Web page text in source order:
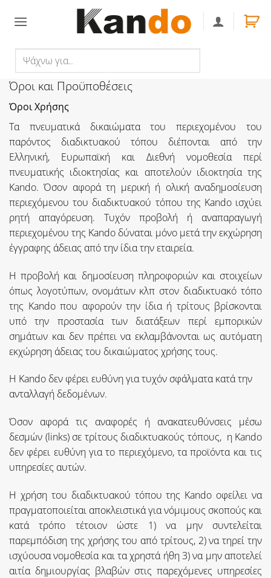
για..
Όροι και Προϋποθέσεις
Όροι Χρήσης
Τα πνευματικά δικαιώματα του περιεχομένου του
παρόντος διαδικτυακού τόπου διέπονται από την
Ελληνική, Ευρωπαϊκή και Διεθνή νομοθεσία περί
πνευματικής ιδιοκτησίας και αποτελούν ιδιοκτησία της
Kando. Όσον αφορά τη μερική ή ολική αναδημοσίευση
περιεχόμενου του διαδικτυακού τόπου της Kando ισχύει
ρητή απαγόρευση. Τυχόν προβολή ή αναπαραγωγή
περιεχομένου της Kando δύναται μόνο μετά την εκχώρηση
έγγραφης άδειας από την ίδια την εταιρεία.
Η προβολή και δημοσίευση πληροφοριών και στοιχείων
όπως λογοτύπων, ονομάτων κλπ στον διαδικτυακό τόπο
της Kando που αφορούν την ίδια ή τρίτους βρίσκονται
υπό την προστασία των διατάξεων περί εμπορικών
σημάτων και δεν πρέπει να εκλαμβάνονται ως αυτόματη
εκχώρηση άδειας του δικαιώματος χρήσης τους.
Η Kando δεν φέρει ευθύνη για τυχόν σφάλματα κατά την
ανταλλαγή δεδομένων.
Όσον αφορά τις αναφορές ή ανακατευθύνσεις μέσω
δεσμών (links) σε τρίτους διαδικτυακούς τόπους, η Kando
δεν φέρει ευθύνη για το περιεχόμενο, τα προϊόντα και τις
υπηρεσίες αυτών.
Η χρήση του διαδικτυακού τόπου της Kando οφείλει να
πραγματοποιείται αποκλειστικά για νόμιμους σκοπούς και
κατά τρόπο τέτοιον ώστε 1) να μην συντελείται
παρεμπόδιση της χρήσης του από τρίτους, 2) να τηρεί την
ισχύουσα νομοθεσία και τα χρηστά ήθη 3) να μην αποτελεί
αιτία δημιουργίας βλαβών στις παρεχόμενες υπηρεσίες